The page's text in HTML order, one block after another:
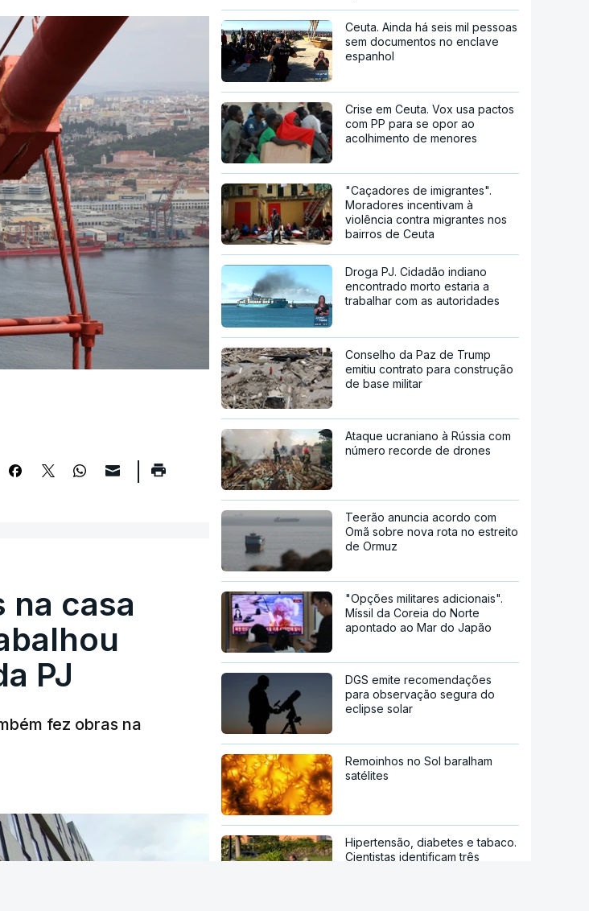
na casa
PJ
fez obras na
Ceuta. Ainda há seis mil pessoas
sem documentos no enclave
espanhol
Crise em Ceuta. Vox usa pactos
com PP para se opor ao
acolhimento de menores
"Caçadores de imigrantes".
Moradores incentivam à
violência contra migrantes nos
bairros de Ceuta
Droga PJ. Cidadão indiano
encontrado morto estaria a
trabalhar com as autoridades
Conselho da Paz de Trump
emitiu contrato para construção
de base militar
Ataque ucraniano à Rússia com
número recorde de drones
Teerão anuncia acordo com
Omã sobre nova rota no estreito
de Ormuz
"Opções militares adicionais".
Míssil da Coreia do Norte
apontado ao Mar do Japão
DGS emite recomendações
para observação segura do
eclipse solar
Remoinhos no Sol baralham
satélites
Hipertensão, diabetes e tabaco.
Cientistas identificam três